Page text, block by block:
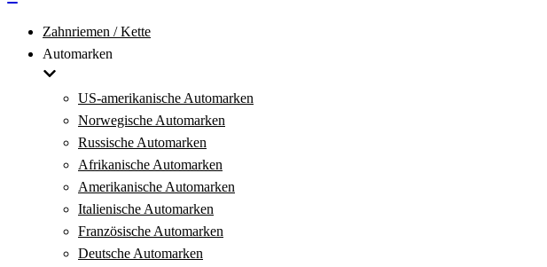
Zahnriemen / Kette
Automarken
US-amerikanische Automarken
Norwegische Automarken
Russische Automarken
Afrikanische Automarken
Amerikanische Automarken
Italienische Automarken
Französische Automarken
Deutsche Automarken